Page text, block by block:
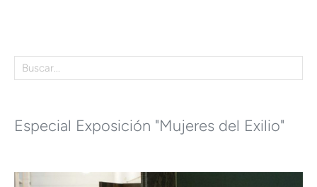
Especial Exposición "Mujeres del Exilio"